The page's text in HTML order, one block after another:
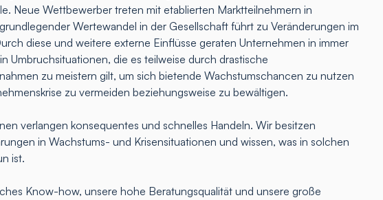
Neue Wettbewerber treten mit etablierten Marktteilnehmern in
Wertewandel in der Gesellschaft führt zu Veränderungen im
diese und weitere externe Einflüsse geraten Unternehmen in immer
Umbruchsituationen, die es teilweise durch drastische
zu meistern gilt, um sich bietende Wachstumschancen zu nutzen
zu vermeiden beziehungsweise zu bewältigen.
verlangen konsequentes und schnelles Handeln. Wir besitzen
in Wachstums- und Krisensituationen und wissen, was in solchen
ist.
Know-how, unsere hohe Beratungsqualität und unsere große